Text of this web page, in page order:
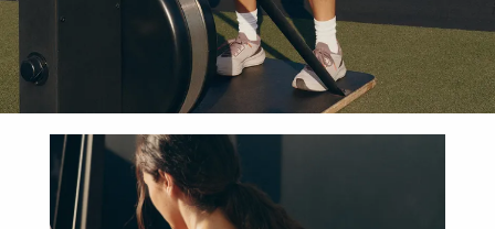
سراويل
داخلية
جوارب